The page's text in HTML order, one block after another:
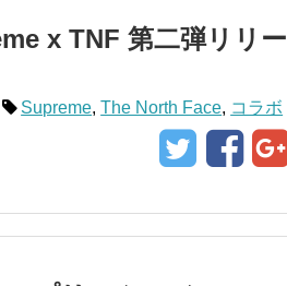
x TNF 第二弾リリー
Supreme,The North Face, コラボ